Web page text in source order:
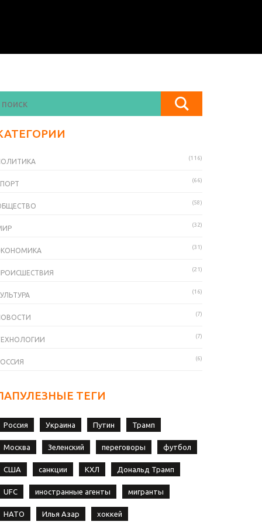
(116)
(66)
(58)
(32)
(31)
(21)
(16)
(7)
(7)
(6)
ТЕГИ
Россия Украина Путин Трамп
Москва Зеленский переговоры футбол
США санкции КХЛ Дональд Трамп
UFC иностранные агенты мигранты
НАТО Илья Азар хоккей